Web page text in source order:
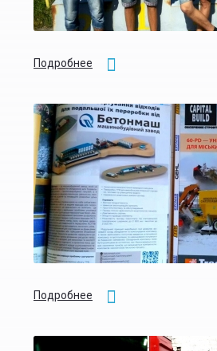
Подробнее
Подробнее